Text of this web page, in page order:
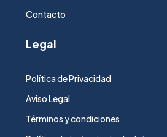
Contacto
Legal
Política de Privacidad
Aviso Legal
Términos y condiciones